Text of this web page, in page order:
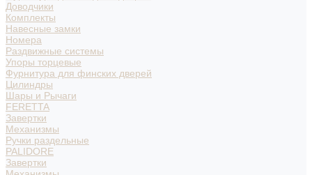
Доводчики
Комплекты
Навесные замки
Номера
Раздвижные системы
Упоры торцевые
Фурнитура для финских дверей
Цилиндры
Шары и Рычаги
FERETTA
Завертки
Механизмы
Ручки раздельные
PALIDORE
Завертки